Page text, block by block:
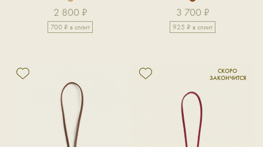
2 800 ₽
700 ₽ в сплит
3 700 ₽
925 ₽ в сплит